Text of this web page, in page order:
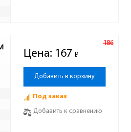
Цена:
186
167 Р
-
Добавить в корзину
Под заказ
Добавить к сравнению